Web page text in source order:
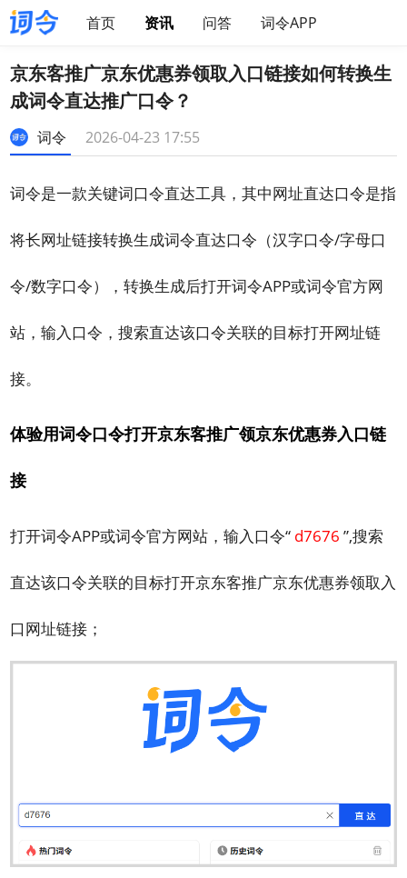
首页 资讯 问答 词令APP
京东客推广京东优惠券领取入口链接如何转换生
成词令直达推广口令？
词令 2026-04-23 17:55
词令是一款关键词口令直达工具，其中网址直达口令是指
将长网址链接转换生成词令直达口令（汉字口令/字母口
令/数字口令），转换生成后打开词令APP或词令官方网
站，输入口令，搜索直达该口令关联的目标打开网址链
接。
体验用词令口令打开京东客推广领京东优惠券入口链
接
打开词令APP或词令官方网站，输入口令“ d7676 ”,搜索
直达该口令关联的目标打开京东客推广京东优惠券领取入
口网址链接；